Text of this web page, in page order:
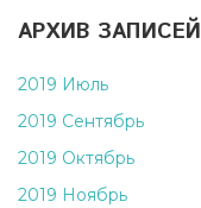
АРХИВ ЗАПИСЕЙ
2019 Июль
2019 Сентябрь
2019 Октябрь
2019 Ноябрь